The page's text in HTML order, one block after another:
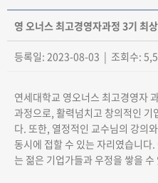
영 오너스 최고경영자과정 3기 최
등록일: 2023-08-03 | 조회수:
연세대학교 영오너스 최고경영자
과정으로, 활력넘치고 창의적인
다. 또한, 열정적인 교수님의 강의
동시에 접할 수 있는 자리였습니
는 젊은 기업가들과 우정을 쌓을